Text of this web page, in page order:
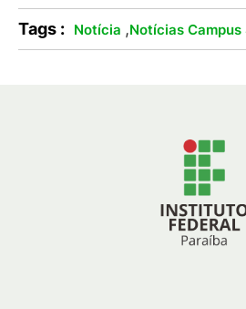
Tags : Notícia ,Notícias Campus